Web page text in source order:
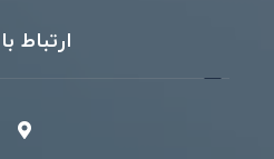
ارتباط